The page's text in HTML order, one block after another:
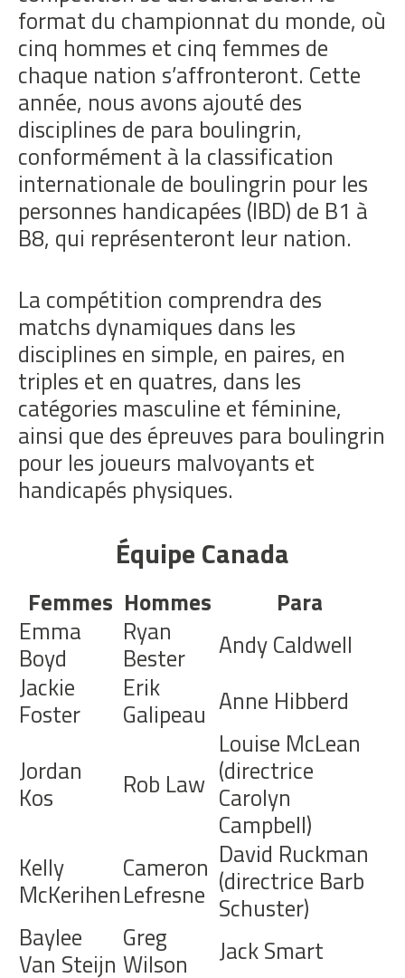
format du championnat du monde, où
cinq hommes et cinq femmes de
chaque nation s’affronteront. Cette
année, nous avons ajouté des
disciplines de para boulingrin,
conformément à la classification
internationale de boulingrin pour les
personnes handicapées (IBD) de B1 à
B8, qui représenteront leur nation.
La compétition comprendra des
matchs dynamiques dans les
disciplines en simple, en paires, en
triples et en quatres, dans les
catégories masculine et féminine,
ainsi que des épreuves para boulingrin
pour les joueurs malvoyants et
handicapés physiques.
Équipe Canada
Femmes Hommes
Para
Emma
Boyd
Ryan
Bester
Andy Caldwell
Jackie
Foster
Erik
Galipeau Anne Hibberd
Jordan
Kos Rob Law
Louise McLean
(directrice
Carolyn
Campbell)
Kelly
McKerihen
Cameron
Lefresne
David Ruckman
(directrice Barb
Schuster)
Baylee
Van Steijn
Greg
Wilson
Jack Smart